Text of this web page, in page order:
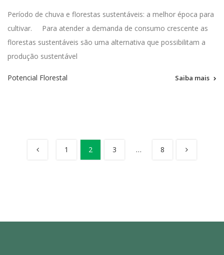
Período de chuva e florestas sustentáveis: a melhor época para
cultivar.
Para atender a demanda de consumo crescente as
florestas sustentáveis são uma alternativa que possibilitam a
produção sustentável
Potencial Florestal Saiba mais
1 2 3 … 8